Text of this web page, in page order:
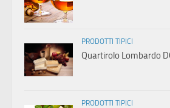
PRODOTTI TIPICI
Quartirolo Lombardo
PRODOTTI TIPICI